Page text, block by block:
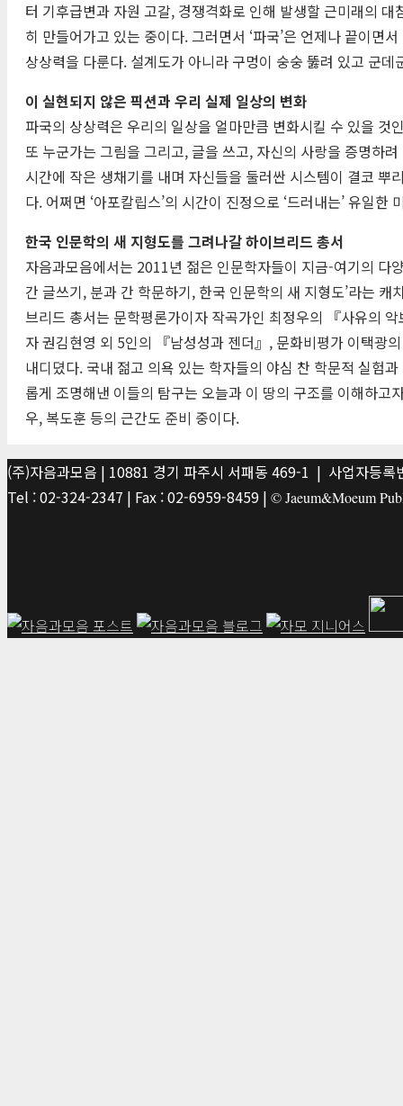
터 기후급변과 자원 고갈, 경쟁격화로 인해 발생할 근미래의
히 만들어가고 있는 중이다. 그러면서 ‘파국’은 언제나 끝이
상상력을 다룬다. 설계도가 아니라 구멍이 숭숭 뚫려 있고 군
이 실현되지 않은 픽션과 우리 실제 일상의 변화
파국의 상상력은 우리의 일상을 얼마만큼 변화시킬 수 있을
또 누군가는 그림을 그리고, 글을 쓰고, 자신의 사랑을 증명하
시간에 작은 생채기를 내며 자신들을 둘러싼 시스템이 결코 뿌
다. 어쩌면 ‘아포칼립스’의 시간이 진정으로 ‘드러내는’ 유일
한국 인문학의 새 지형도를 그려나갈 하이브리드 총서
자음과모음에서는 2011년 젊은 인문학자들이 지금-여기의 다
간 글쓰기, 분과 간 학문하기, 한국 인문학의 새 지형도’라는
브리드 총서는 문학평론가이자 작곡가인 최정우의 『사유의
자 권김현영 외 5인의 『남성성과 젠더』, 문화비평가 이택광
내디뎠다. 국내 젊고 의욕 있는 학자들의 야심 찬 학문적 실험
롭게 조명해낸 이들의 탐구는 오늘과 이 땅의 구조를 이해하
우, 복도훈 등의 근간도 준비 중이다.
(주)자음과모음 | 10881 경기 파주시 서패동 469-1 | 사업자등
Tel : 02-324-2347 | Fax : 02-6959-8459 | © Jaeum&Moeum